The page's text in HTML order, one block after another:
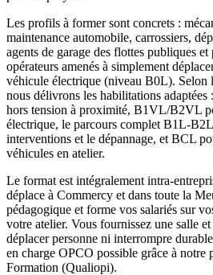
Les profils à former sont concrets :
maintenance automobile, carrossiers,
agents de garage des flottes publiques et
opérateurs amenés à simplement
véhicule électrique (niveau B0L). Selon
nous délivrons les habilitations
hors tension à proximité, B1VL/B2VL
électrique, le parcours complet B1L-
interventions et le dépannage, et BCL
véhicules en atelier.
Le format est intégralement intra-
déplace à Commercy et dans toute la
pédagogique et forme vos salariés sur
votre atelier. Vous fournissez une salle
déplacer personne ni interrompre
en charge OPCO possible grâce à notre
Formation (Qualiopi).